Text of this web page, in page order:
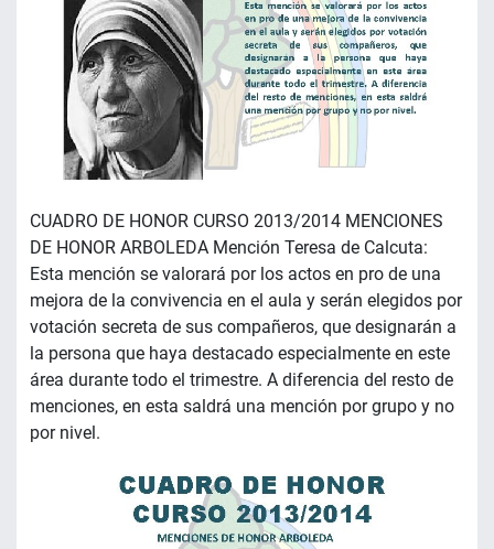
CUADRO DE HONOR CURSO 2013/2014 MENCIONES
DE HONOR ARBOLEDA Mención Teresa de Calcuta:
Esta mención se valorará por los actos en pro de una
mejora de la convivencia en el aula y serán elegidos por
votación secreta de sus compañeros, que designarán a
la persona que haya destacado especialmente en este
área durante todo el trimestre. A diferencia del resto de
menciones, en esta saldrá una mención por grupo y no
por nivel.